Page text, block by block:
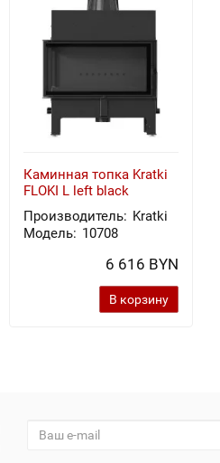
Каминная топка Kratki
FLOKI L left black
Производитель: Kratki
Модель: 10708
6 616 BYN
В корзину